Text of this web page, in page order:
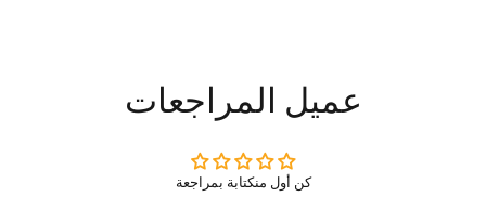
عميل المراجعات
كن أول منكتابة بمراجعة